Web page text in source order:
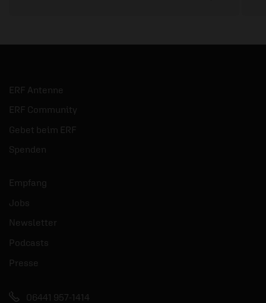
ERF Antenne
ERF Community
Gebet beim ERF
Spenden
Empfang
Jobs
Newsletter
Podcasts
Presse
06441 957-1414